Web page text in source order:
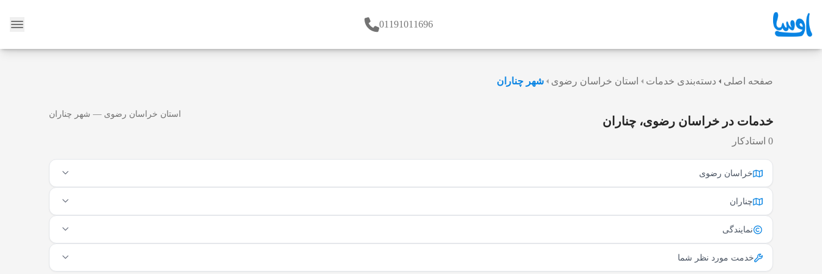
01191011696
صفحه اصلی دسته‌بندی خدمات استان خراسان رضوی شهر چناران
خدمات در خراسان رضوی، چناران
0 استادکار
استان خراسان رضوی — شهر چناران
خراسان رضوی
چناران
نمایندگی
خدمت مورد نظر شما